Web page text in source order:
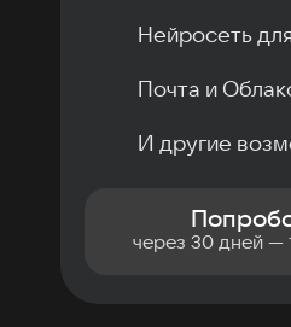
Нейросеть
Почта и
И другие
через 30 дней —